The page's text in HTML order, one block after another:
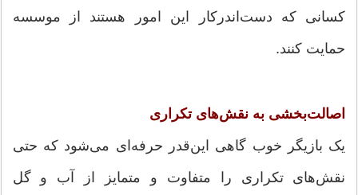
کسانی که دست‌اندرکار این امور هستند از موسسه
حمایت کنند.
اصالت‌بخشی به نقش‌های تکراری
یک بازیگر خوب گاهی این‌قدر حرفه‌ای می‌شود که حتی
نقش‌های تکراری را متفاوت و متمایز از آب و گل